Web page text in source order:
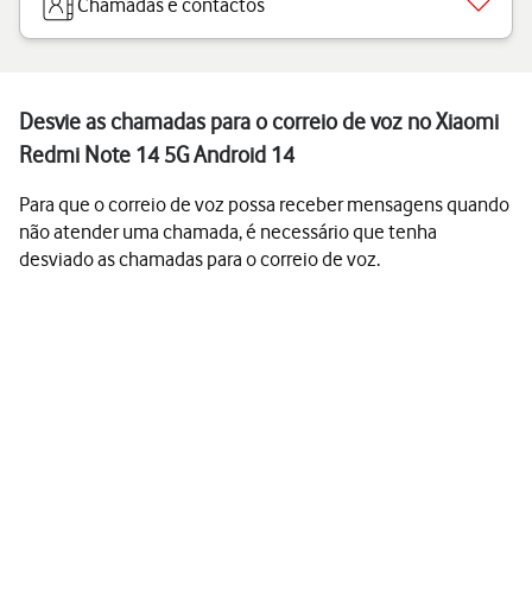
Chamadas e contactos
Desvie as chamadas para o correio de voz no Xiaomi
Redmi Note 14 5G Android 14
Para que o correio de voz possa receber mensagens quando
não atender uma chamada, é necessário que tenha
desviado as chamadas para o correio de voz.